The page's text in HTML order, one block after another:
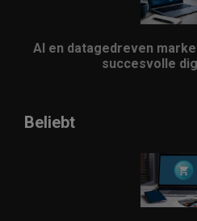
AI en datagedreven
succesvolle
Beliebt